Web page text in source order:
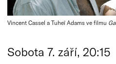
Vincent Cassel a Tuheï Adams ve filmu
Sobota 7. září, 20:15